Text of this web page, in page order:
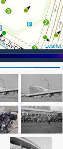
3
3
2
3 Leaflet